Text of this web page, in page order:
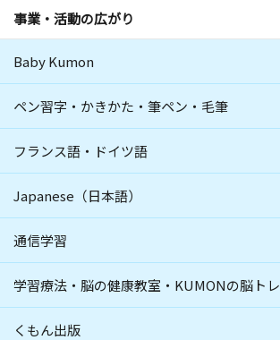
事業・活動の広がり
Baby Kumon
ペン習字・かきかた・筆ペン・毛筆
フランス語・ドイツ語
Japanese（日本語）
通信学習
学習療法・脳の健康教室・KUMONの脳トレ
くもん出版